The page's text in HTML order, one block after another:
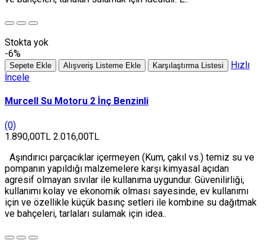
Stokta yok
-6%
Sepete Ekle Alışveriş Listeme Ekle Karşılaştırma Listesi
Hızlı
İncele
Murcell Su Motoru 2 İnç Benzinli
(0)
1.890,00TL 2.016,00TL
Aşındırıcı parçacıklar içermeyen (Kum, çakıl vs.) temiz su ve
pompanın yapıldığı malzemelere karşı kimyasal açıdan
agresif olmayan sıvılar ile kullanıma uygundur. Güvenilirliği,
kullanımı kolay ve ekonomik olması sayesinde, ev kullanımı
için ve özellikle küçük basınç setleri ile kombine su dağıtmak
ve bahçeleri, tarlaları sulamak için idea..